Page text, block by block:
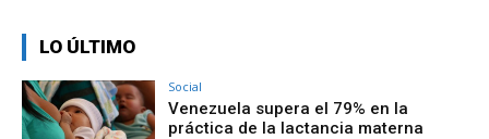
LO ÚLTIMO
Social
Venezuela supera el 79% en la
práctica de la lactancia materna